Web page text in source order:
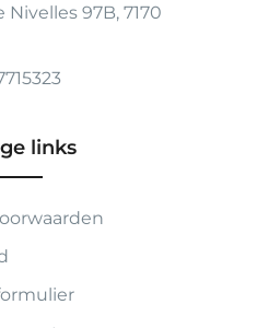
Nivelles 97B, 7170
links